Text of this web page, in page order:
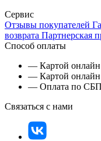
Сервис
Отзывы покупателей
возврата Партнерская
Способ оплаты
— Картой
— Картой онлайн
— Оплата по СБП
Связаться с нами